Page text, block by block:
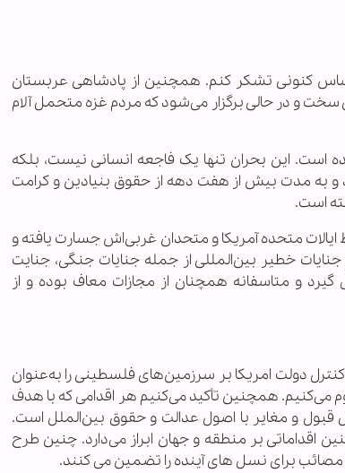
حساس کنونی تشکر کنم. همچنین از پادشاهی عربستان
و در حالی برگزار می‌شود که مردم غزه متحمل آلام
است. این بحران تنها یک فاجعه انسانی نیست، بلکه
به مدت بیش از هفت دهه از حقوق بنیادین و کرامت
است.
متحده آمریکا و متحدان غربی‌اش جسارت یافته و
خطیر بین‌المللی از جمله جنایات جنگی، جنایت
و متاسفانه همچنان از مجازات معاف بوده و از
دولت امریکا بر سرزمین‌های‌ فلسطینی را به‌عنوان
می‌کنیم. همچنین تأکید می‌کنیم هر اقدامی که با هدف
و مغایر با اصول عدالت و حقوق بین‌الملل است.
اقداماتی بر منطقه و جهان ابراز می‌دارد. چنین طرح
مصائب برای نسل های آینده را تضمین می کنند.